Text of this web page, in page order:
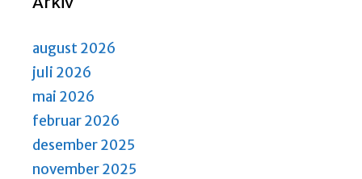
august 2026
juli 2026
mai 2026
februar 2026
desember 2025
november 2025